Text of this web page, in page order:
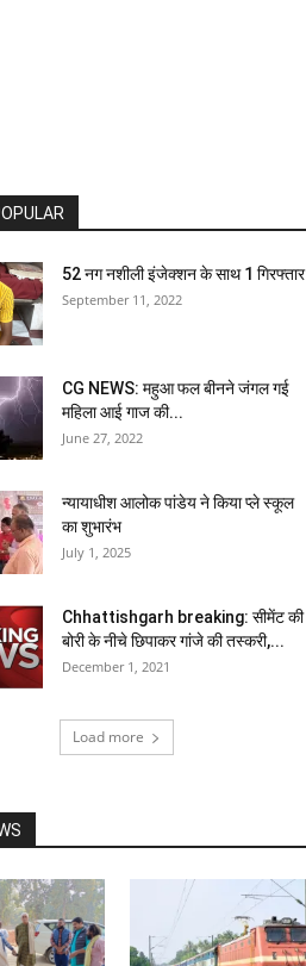
52 नग नशीली इंजेक्शन के साथ 1 गिरफ्तार
September 11, 2022
CG NEWS: महुआ फल बीनने जंगल गई
महिला आई गाज की...
June 27, 2022
न्यायाधीश आलोक पांडेय ने किया प्ले स्कूल
का शुभारंभ
July 1, 2025
Chhattishgarh breaking: सीमेंट की
बोरी के नीचे छिपाकर गांजे की तस्करी,...
December 1, 2021
Load more